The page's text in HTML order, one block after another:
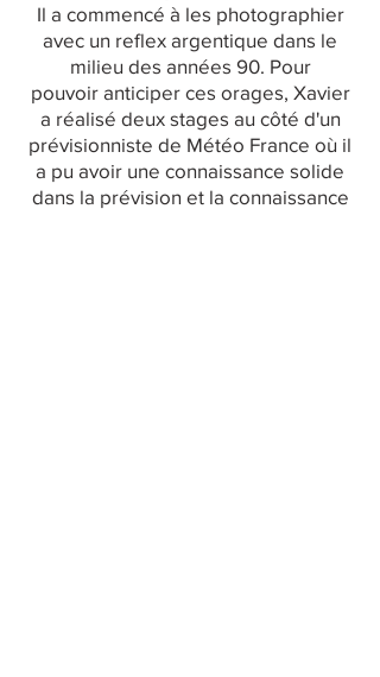
Il a commencé à les photographier
avec un reflex argentique dans le
milieu des années 90. Pour
pouvoir anticiper ces orages, Xavier
a réalisé deux stages au côté d'un
prévisionniste de Météo France où il
a pu avoir une connaissance solide
dans la prévision et la connaissance